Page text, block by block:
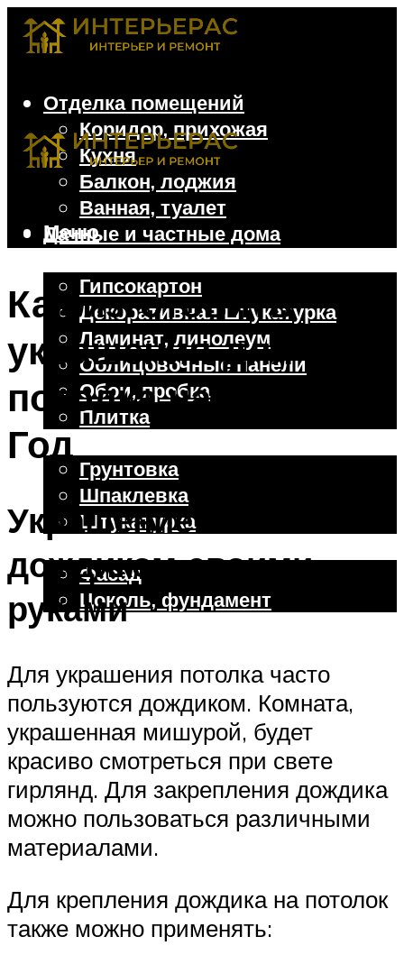
Отделка помещений
Коридор, прихожая
Кухня
Балкон, лоджия
Ванная, туалет
Дачные и частные дома
Гипсокартон
Декоративная штукатурка
Ламинат, линолеум
Облицовочные панели
Обои, пробка
Плитка
Отделочные работы
Грунтовка
Шпаклевка
Штукатурка
Внешняя отделка
Фасад
Цоколь, фундамент
Меню
Как изготовить
украшения для
потолка на Новый
Год
Украшение потолка
дождиком своими
руками
Для украшения потолка часто
пользуются дождиком. Комната,
украшенная мишурой, будет
красиво смотреться при свете
гирлянд. Для закрепления дождика
можно пользоваться различными
материалами.
Для крепления дождика на потолок
также можно применять: